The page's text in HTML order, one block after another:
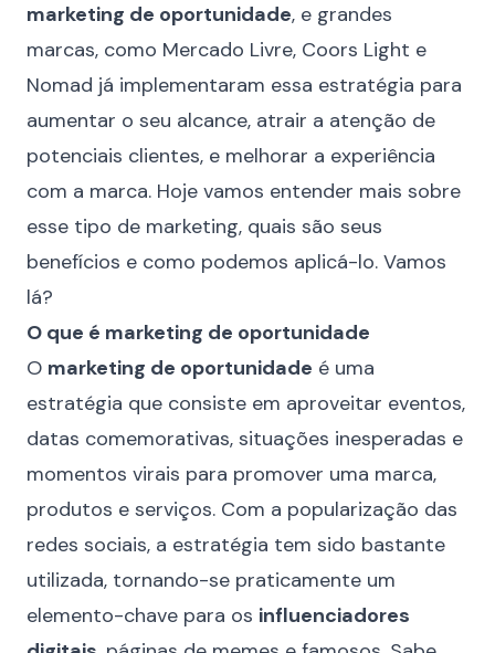
marketing de oportunidade, e grandes
marcas, como Mercado Livre, Coors Light e
Nomad já implementaram essa estratégia para
aumentar o seu alcance, atrair a atenção de
potenciais clientes, e melhorar a experiência
com a marca. Hoje vamos entender mais sobre
esse tipo de marketing, quais são seus
benefícios e como podemos aplicá-lo. Vamos
lá?
O que é marketing de oportunidade
O marketing de oportunidade é uma
estratégia que consiste em aproveitar eventos,
datas comemorativas, situações inesperadas e
momentos virais para promover uma marca,
produtos e serviços. Com a popularização das
redes sociais, a estratégia tem sido bastante
utilizada, tornando-se praticamente um
elemento-chave para os influenciadores